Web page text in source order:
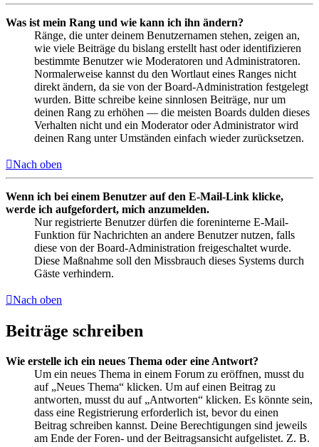
Was ist mein Rang und wie kann ich ihn ändern?
Ränge, die unter deinem Benutzernamen stehen, zeigen an,
wie viele Beiträge du bislang erstellt hast oder identifizieren
bestimmte Benutzer wie Moderatoren und Administratoren.
Normalerweise kannst du den Wortlaut eines Ranges nicht
direkt ändern, da sie von der Board-Administration festgelegt
wurden. Bitte schreibe keine sinnlosen Beiträge, nur um
deinen Rang zu erhöhen — die meisten Boards dulden dieses
Verhalten nicht und ein Moderator oder Administrator wird
deinen Rang unter Umständen einfach wieder zurücksetzen.
Nach oben
Wenn ich bei einem Benutzer auf den E-Mail-Link klicke,
werde ich aufgefordert, mich anzumelden.
Nur registrierte Benutzer dürfen die foreninterne E-Mail-
Funktion für Nachrichten an andere Benutzer nutzen, falls
diese von der Board-Administration freigeschaltet wurde.
Diese Maßnahme soll den Missbrauch dieses Systems durch
Gäste verhindern.
Nach oben
Beiträge schreiben
Wie erstelle ich ein neues Thema oder eine Antwort?
Um ein neues Thema in einem Forum zu eröffnen, musst du
auf „Neues Thema“ klicken. Um auf einen Beitrag zu
antworten, musst du auf „Antworten“ klicken. Es könnte sein,
dass eine Registrierung erforderlich ist, bevor du einen
Beitrag schreiben kannst. Deine Berechtigungen sind jeweils
am Ende der Foren- und der Beitragsansicht aufgelistet. Z. B.